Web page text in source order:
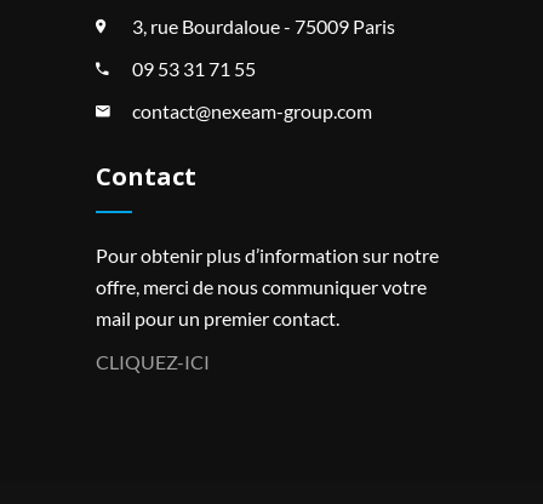
3, rue Bourdaloue - 75009 Paris
09 53 31 71 55
contact@nexeam-group.com
Contact
Pour obtenir plus d’information sur notre
offre, merci de nous communiquer votre
mail pour un premier contact.
CLIQUEZ-ICI